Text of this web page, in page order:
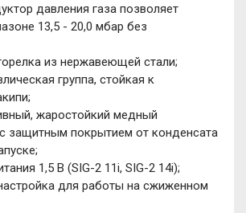
давления газа позволяет
13,5 - 20,0 мбар без
из нержавеющей стали;
группа, стойкая к
жаростойкий медный
защитным покрытием от конденсата
1,5 В (SIG-2 11i, SIG-2 14i);
для работы на сжиженном